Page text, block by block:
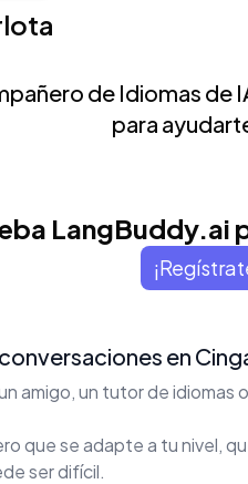
de Idiomas de
para
LangBuddy.ai
en
amigo, un tutor de idiomas
que se adapte a tu nivel,
ser difícil.